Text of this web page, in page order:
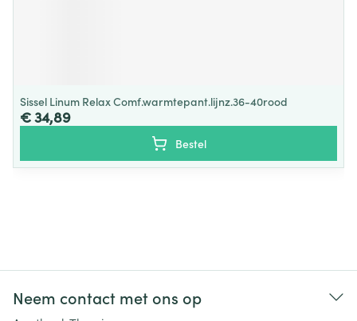
Sissel Linum Relax Comf.warmtepant.lijnz.36-40rood
€ 34,89
Bestel
Neem contact met ons op